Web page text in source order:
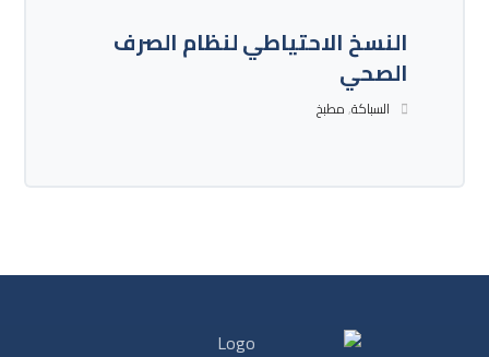
النسخ الاحتياطي لنظام الصرف
الصحي
السباكة,مطبخ